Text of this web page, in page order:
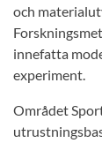
och
innefatta
experiment.
Området